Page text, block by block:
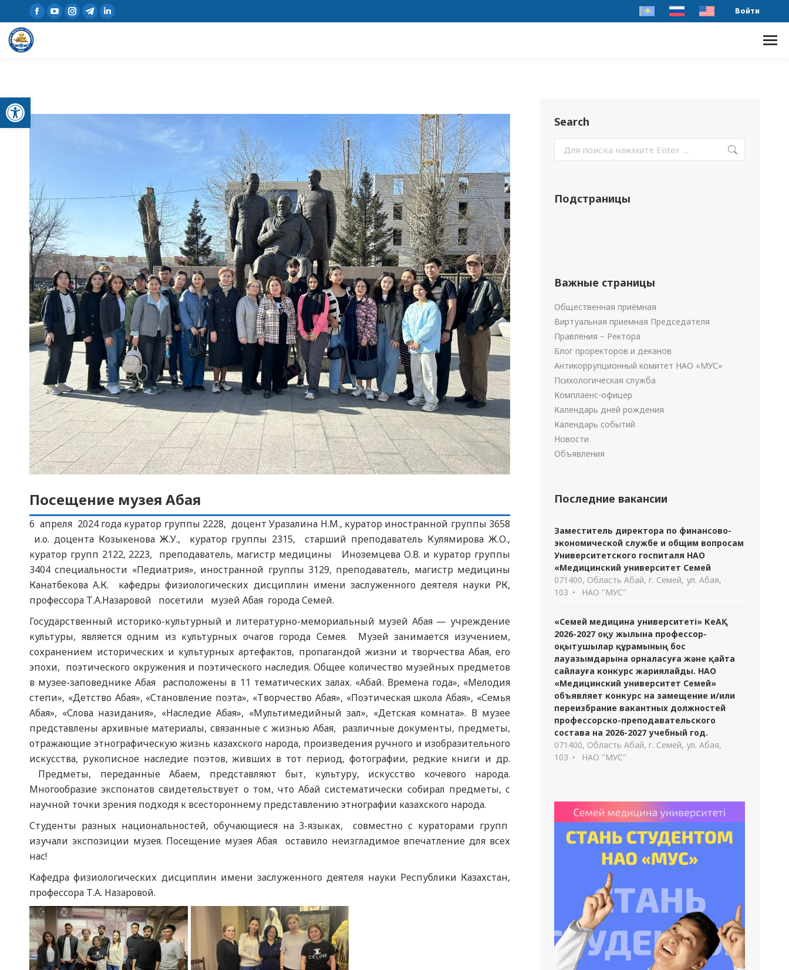
Открыть панель инструментов
Войти
Посещение музея Абая
6 апреля 2024 года куратор группы 2228, доцент Уразалина Н.М., куратор иностранной группы 3658
и.о. доцента Козыкенова Ж.У., куратор группы 2315, старший преподаватель Кулямирова Ж.О.,
куратор групп 2122, 2223, преподаватель, магистр медицины Иноземцева О.В. и куратор группы
3404 специальности «Педиатрия», иностранной группы 3129, преподаватель, магистр медицины
Канатбекова А.К. кафедры физиологических дисциплин имени заслуженного деятеля науки РК,
профессора Т.А.Назаровой посетили музей Абая города Семей.
Государственный историко-культурный и литературно-мемориальный музей Абая — учреждение
культуры, является одним из культурных очагов города Семея. Музей занимается изучением,
сохранением исторических и культурных артефактов, пропагандой жизни и творчества Абая, его
эпохи, поэтического окружения и поэтического наследия. Общее количество музейных предметов
в музее-заповеднике Абая расположены в 11 тематических залах. «Абай. Времена года», «Мелодия
степи», «Детство Абая», «Становление поэта», «Творчество Абая», «Поэтическая школа Абая», «Семья
Абая», «Слова назидания», «Наследие Абая», «Мультимедийный зал», «Детская комната». В музее
представлены архивные материалы, связанные с жизнью Абая, различные документы, предметы,
отражающие этнографическую жизнь казахского народа, произведения ручного и изобразительного
искусства, рукописное наследие поэтов, живших в тот период, фотографии, редкие книги и др.
Предметы, переданные Абаем, представляют быт, культуру, искусство кочевого народа.
Многообразие экспонатов свидетельствует о том, что Абай систематически собирал предметы, с
научной точки зрения подходя к всестороннему представлению этнографии казахского народа.
Студенты разных национальностей, обучающиеся на 3-языках, совместно с кураторами групп
изучали экспозиции музея. Посещение музея Абая оставило неизгладимое впечатление для всех
нас!
Кафедра физиологических дисциплин имени заслуженного деятеля науки Республики Казахстан,
профессора Т.А. Назаровой.
Search
Подстраницы
Важные страницы
Общественная приёмная
Виртуальная приемная Председателя
Правления – Ректора
Блог проректоров и деканов
Антикоррупционный комитет НАО «МУС»
Психологическая служба
Комплаенс-офицер
Календарь дней рождения
Календарь событий
Новости
Объявления
Последние вакансии
Заместитель директора по финансово-
экономической службе и общим вопросам
Университетского госпиталя НАО
«Медицинский университет Семей
071400, Область Абай, г. Семей, ул. Абая,
103
НАО "МУС"
«Семей медицина университеті» КеАҚ
2026-2027 оқу жылына профессор-
оқытушылар құрамының бос
лауазымдарына орналасуға және қайта
сайлауға конкурс жариялайды. НАО
«Медицинский университет Семей»
объявляет конкурс на замещение и/или
переизбрание вакантных должностей
профессорско-преподавательского
состава на 2026-2027 учебный год.
071400, Область Абай, г. Семей, ул. Абая,
103
НАО "МУС"